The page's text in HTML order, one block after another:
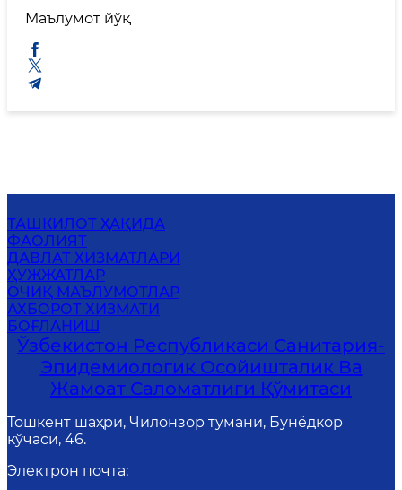
Маълумот йўқ
ТАШКИЛОТ ҲАҚИДА
ФАОЛИЯТ
ДАВЛАТ ХИЗМАТЛАРИ
ҲУЖЖАТЛАР
ОЧИҚ МАЪЛУМОТЛАР
АХБОРОТ ХИЗМАТИ
БОҒЛАНИШ
Ўзбекистон Республикаси Санитария-
Эпидемиологик Осойишталик Ва
Жамоат Саломатлиги Қўмитаси
Тошкент шаҳри, Чилонзор тумани, Бунёдкор
кўчаси, 46.
Электрон почта: